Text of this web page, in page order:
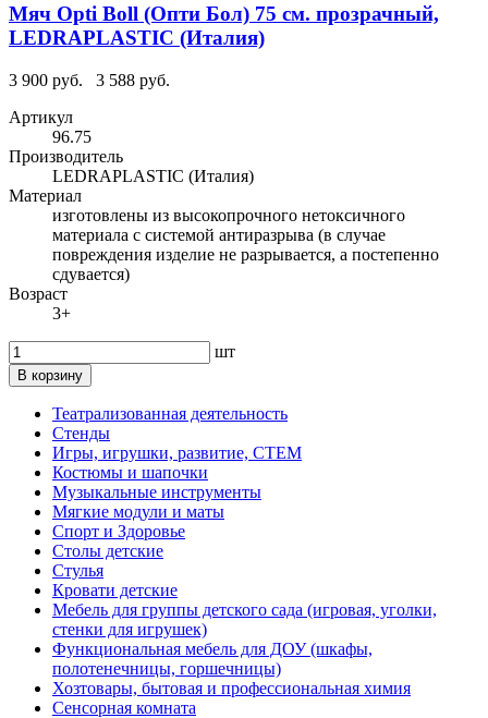
Мяч Opti Boll (Опти Бол) 75 см. прозрачный,
LEDRAPLASTIC (Италия)
3 900 руб.
3 588 руб.
Артикул
96.75
Производитель
LEDRAPLASTIC (Италия)
Материал
изготовлены из высокопрочного нетоксичного
материала с системой антиразрыва (в случае
повреждения изделие не разрывается, а постепенно
сдувается)
Возраст
3+
шт
В корзину
Театрализованная деятельность
Стенды
Игры, игрушки, развитие, СТЕМ
Костюмы и шапочки
Музыкальные инструменты
Мягкие модули и маты
Спорт и Здоровье
Столы детские
Стулья
Кровати детские
Мебель для группы детского сада (игровая, уголки,
стенки для игрушек)
Функциональная мебель для ДОУ (шкафы,
полотенечницы, горшечницы)
Хозтовары, бытовая и профессиональная химия
Сенсорная комната